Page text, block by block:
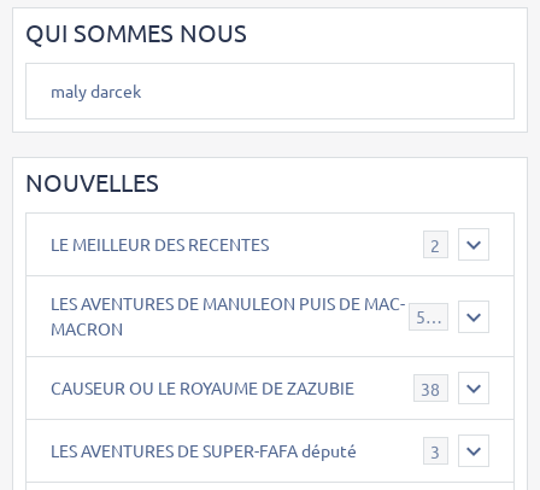
QUI SOMMES NOUS
maly darcek
NOUVELLES
LE MEILLEUR DES RECENTES 2
LES AVENTURES DE MANULEON PUIS DE MAC-
MACRON
543
CAUSEUR OU LE ROYAUME DE ZAZUBIE 38
LES AVENTURES DE SUPER-FAFA député 3